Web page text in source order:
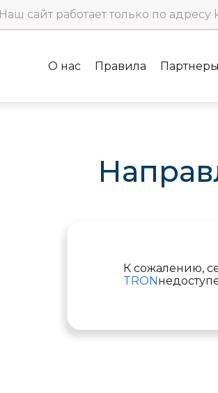
Наш сайт работает только по
О нас Правила Партнеры
К сожалению,
TRON